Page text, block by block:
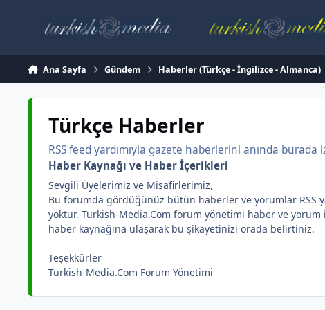
Ana Sayfa Gündem Haberler (Türkçe - İngilizce - Almanca)
Türkçe Haberler
RSS feed yardımıyla gazete haberlerini anında burada
Haber Kaynağı ve Haber İçerikleri
Sevgili Üyelerimiz ve Misafirlerimiz,
Bu forumda gördüğünüz bütün haberler ve yorumlar RSS
yoktur. Turkish-Media.Com forum yönetimi haber ve
haber kaynağına ulaşarak bu şikayetinizi orada belirtiniz.
Teşekkürler
Turkish-Media.Com Forum Yönetimi